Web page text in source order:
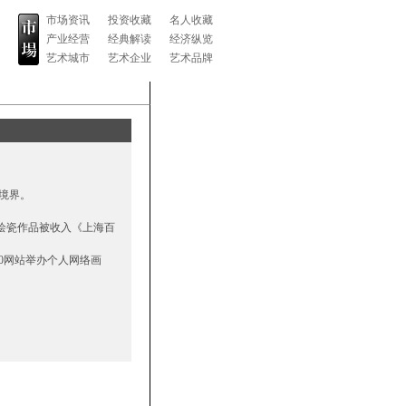
市场资讯
产业经营
艺术城市
投资收藏
经典解读
艺术企业
名人收藏
经济纵览
艺术品牌
界。
瓷作品被收入《上海百
网站举办个人网络画